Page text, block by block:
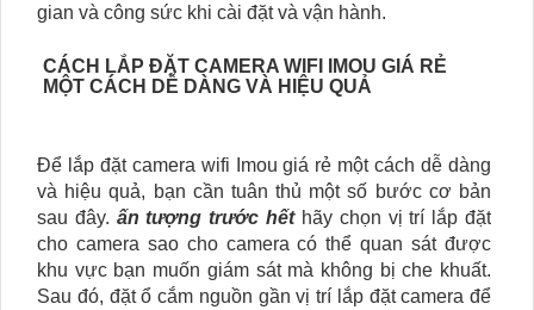
gian và công sức khi cài đặt và vận hành.
CÁCH LẮP ĐẶT CAMERA WIFI IMOU GIÁ RẺ
MỘT CÁCH DỄ DÀNG VÀ HIỆU QUẢ
Để lắp đặt camera wifi Imou giá rẻ một cách dễ dàng
và hiệu quả, bạn cần tuân thủ một số bước cơ bản
sau đây. ấn tượng trước hết hãy chọn vị trí lắp đặt
cho camera sao cho camera có thể quan sát được
khu vực bạn muốn giám sát mà không bị che khuất.
Sau đó, đặt ổ cắm nguồn gần vị trí lắp đặt camera để